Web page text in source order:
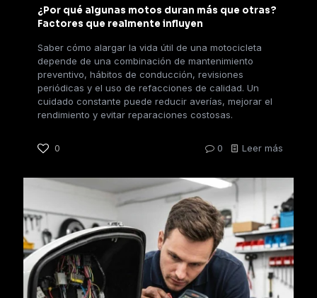
¿Por qué algunas motos duran más que otras?
Factores que realmente influyen
Saber cómo alargar la vida útil de una motocicleta
depende de una combinación de mantenimiento
preventivo, hábitos de conducción, revisiones
periódicas y el uso de refacciones de calidad. Un
cuidado constante puede reducir averías, mejorar el
rendimiento y evitar reparaciones costosas.
0 0 Leer más